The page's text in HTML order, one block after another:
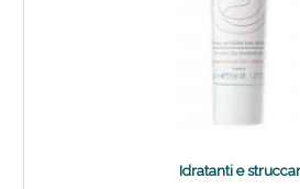
Idratanti e